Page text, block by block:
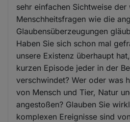
sehr einfachen Sichtweise der
Menschheitsfragen wie die
Glaubensüberzeugungen
Haben Sie sich schon mal
unsere Existenz überhaupt
kurzen Episode jeder in der
verschwindet? Wer oder was
von Mensch und Tier, Natur
angestoßen? Glauben Sie
komplexen Ereignisse sind